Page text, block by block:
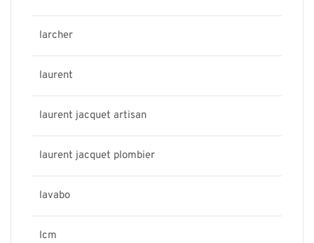
larcher
laurent
laurent jacquet artisan
laurent jacquet plombier
lavabo
lcm